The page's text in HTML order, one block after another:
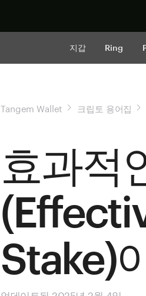
지갑 Ring
Tangem Wallet 크립토 용어집
효과적
Stake)